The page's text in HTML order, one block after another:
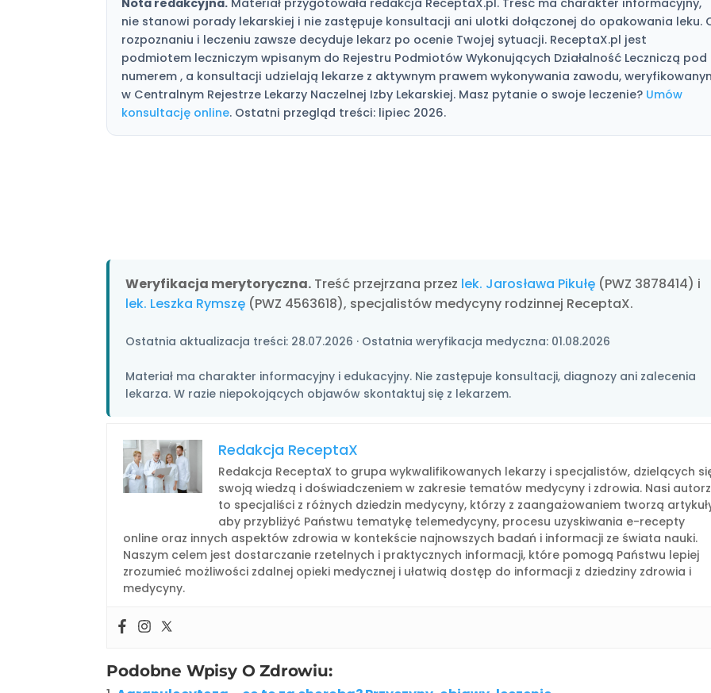
Nota redakcyjna. Materiał przygotowała redakcja ReceptaX.pl. Treść ma charakter informacyjny,
nie stanowi porady lekarskiej i nie zastępuje konsultacji ani ulotki dołączonej do opakowania leku.
rozpoznaniu i leczeniu zawsze decyduje lekarz po ocenie Twojej sytuacji. ReceptaX.pl jest
podmiotem leczniczym wpisanym do Rejestru Podmiotów Wykonujących Działalność Leczniczą pod
numerem , a konsultacji udzielają lekarze z aktywnym prawem wykonywania zawodu,
w Centralnym Rejestrze Lekarzy Naczelnej Izby Lekarskiej. Masz pytanie o swoje leczenie? Umów
konsultację online. Ostatni przegląd treści: lipiec 2026.
Weryfikacja merytoryczna. Treść przejrzana przez lek. Jarosława Pikułę (PWZ 3878414) i
lek. Leszka Rymszę (PWZ 4563618), specjalistów medycyny rodzinnej ReceptaX.
Ostatnia aktualizacja treści: 28.07.2026 · Ostatnia weryfikacja medyczna: 01.08.2026
Materiał ma charakter informacyjny i edukacyjny. Nie zastępuje konsultacji, diagnozy ani zalecenia
lekarza. W razie niepokojących objawów skontaktuj się z lekarzem.
Redakcja ReceptaX
Redakcja ReceptaX to grupa wykwalifikowanych lekarzy i specjalistów, dzielących
swoją wiedzą i doświadczeniem w zakresie tematów medycyny i zdrowia. Nasi
to specjaliści z różnych dziedzin medycyny, którzy z zaangażowaniem tworzą
aby przybliżyć Państwu tematykę telemedycyny, procesu uzyskiwania e-recepty
online oraz innych aspektów zdrowia w kontekście najnowszych badań i informacji ze świata nauki.
Naszym celem jest dostarczanie rzetelnych i praktycznych informacji, które pomogą Państwu lepiej
zrozumieć możliwości zdalnej opieki medycznej i ułatwią dostęp do informacji z dziedziny zdrowia i
medycyny.
Podobne Wpisy O Zdrowiu: